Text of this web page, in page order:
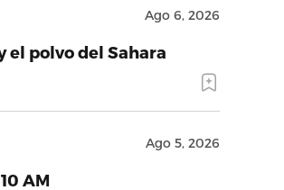
Ago 6, 2026
el polvo del Sahara
Ago 5, 2026
AM